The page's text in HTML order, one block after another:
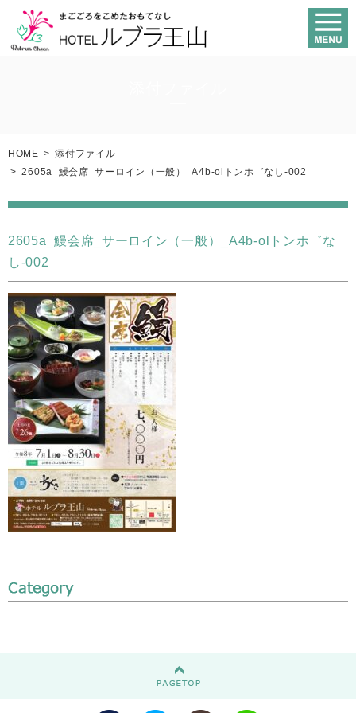
HOME > 添付ファイル
> 2605a_鰻会席_サーロイン（一般）_A4b-olトンホ゛なし-002
2605a_鰻会席_サーロイン（一般）_A4b-olトンホ゛な
し-002